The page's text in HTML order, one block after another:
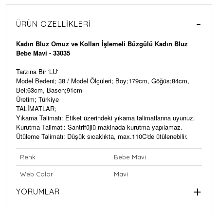
ÜRÜN ÖZELLIKLERI
Kadın Bluz Omuz ve Kolları İşlemeli Büzgülü Kadın Bluz
Bebe Mavi - 33035
Tarzına Bir 'LU'
Model Bedeni; 38 / Model Ölçüleri; Boy;179cm, Göğüs;84cm,
Bel;63cm, Basen;91cm
Üretim; Türkiye
TALİMATLAR;
Yıkama Talimatı: Etiket üzerindeki yıkama talimatlarına uyunuz.
Kurutma Talimatı: Santrifüjlü makinada kurutma yapılamaz.
Ütüleme Talimatı: Düşük sıcaklıkta, max.110C'de ütülenebilir.
Renk Bebe Mavi
Web Color Mavi
YORUMLAR